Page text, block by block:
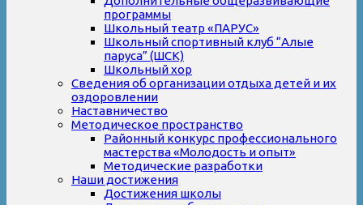
программы
Школьный театр «ПАРУС»
Школьный спортивный клуб “Алые
паруса” (ШСК)
Школьный хор
Сведения об организации отдыха детей и их
оздоровлении
Наставничество
Методическое пространство
Районный конкурс профессионального
мастерства «Молодость и опыт»
Методические разработки
Наши достижения
Достижения школы